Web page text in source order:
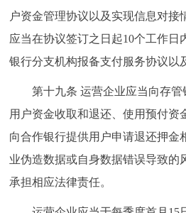
户资金管理协议以及实现信息对接
应当在协议签订之日起10个工作日
银行分支机构报备支付服务协议以
第十九条 运营企业应当向存管
用户资金收取和退还、使用预付资
向合作银行提供用户申请退还押金
业伪造数据或自身数据错误导致的
承担相应法律责任。